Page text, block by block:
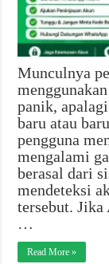
Munculnya
panik,
baru atau
pengguna
mengalami
berasal dari
mendeteksi
tersebut. Jika
…
Read More »